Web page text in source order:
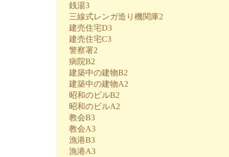
銭湯3
三線式レンガ造り機関庫2
建売住宅D3
建売住宅C3
警察署2
病院B2
建築中の建物B2
建築中の建物A2
昭和のビルB2
昭和のビルA2
教会B3
教会A3
漁港B3
漁港A3